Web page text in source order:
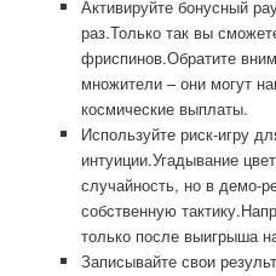
Активируйте бонусный
раз.Только так вы
фриспинов.Обратите
множители – они могут
космические выплаты.
Используйте риск-игру
интуиции.Угадывание
случайность, но в демо-
собственную
только после выигрыша
Записывайте свои